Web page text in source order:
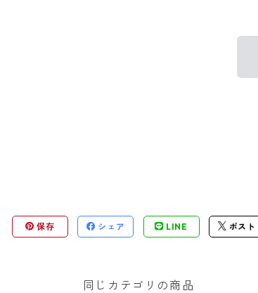
保存 シェア LINE ポスト
同じカテゴリの商品